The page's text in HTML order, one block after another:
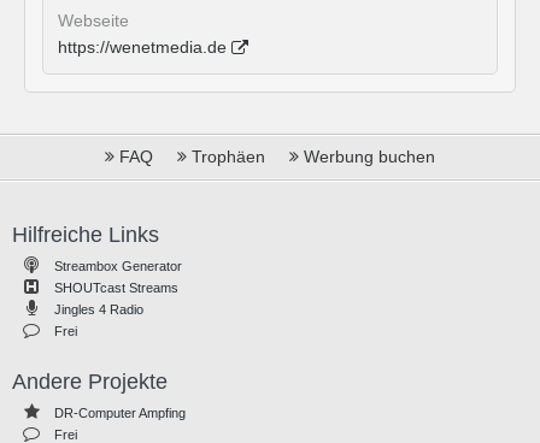
Webseite
https://wenetmedia.de
FAQ Trophäen Werbung buchen
Hilfreiche Links
Streambox Generator
SHOUTcast Streams
Jingles 4 Radio
Frei
Andere Projekte
DR-Computer Ampfing
Frei